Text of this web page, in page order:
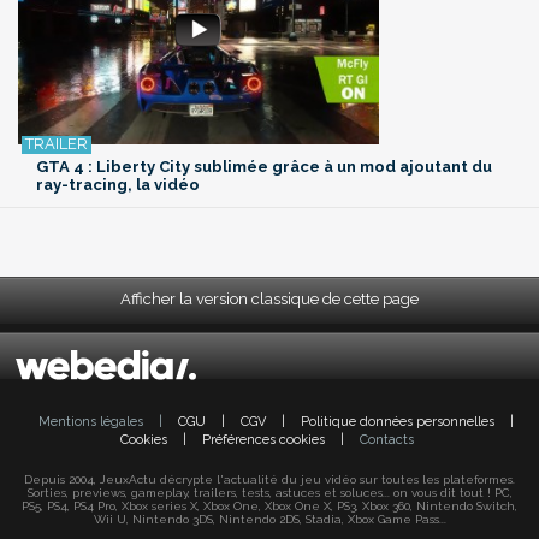
GTA 4 : Liberty City sublimée grâce à un mod ajoutant du
ray-tracing, la vidéo
Afficher la version classique de cette page
Mentions légales CGU CGV Politique données personnelles
Cookies
Préférences cookies Contacts
Depuis 2004, JeuxActu décrypte l'actualité du jeu vidéo sur toutes les plateformes.
Sorties, previews, gameplay, trailers, tests, astuces et soluces... on vous dit tout ! PC,
PS5, PS4, PS4 Pro, Xbox series X, Xbox One, Xbox One X, PS3, Xbox 360, Nintendo Switch,
Wii U, Nintendo 3DS, Nintendo 2DS, Stadia, Xbox Game Pass...